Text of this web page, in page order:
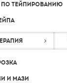
тейпированию
и мази